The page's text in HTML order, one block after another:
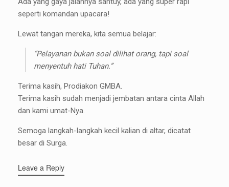
seperti komandan upacara!
Lewat tangan mereka, kita semua belajar:
“Pelayanan bukan soal dilihat orang, tapi soal
menyentuh hati Tuhan.”
Terima kasih, Prodiakon GMBA.
Terima kasih sudah menjadi jembatan antara cinta Allah
dan kami umat-Nya.
Semoga langkah-langkah kecil kalian di altar, dicatat
besar di Surga.
Leave a Reply